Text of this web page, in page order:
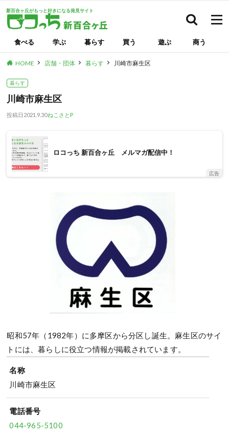
新百合ヶ丘がもっと好きになる発見サイト
食べる 学ぶ 暮らす 買う 遊ぶ 商う
HOME 店舗・団体 暮らす 川崎市麻生区
暮らす
川崎市麻生区
投稿日 2021.9.30ねこさとP
ロコっち 新百合ヶ丘 メルマガ配信中！
広告
昭和57年（1982年）に多摩区から分区し誕生。麻生区のサイ
トには、暮らしに役立つ情報が掲載されています。
名称
川崎市麻生区
電話番号
044-965-5100